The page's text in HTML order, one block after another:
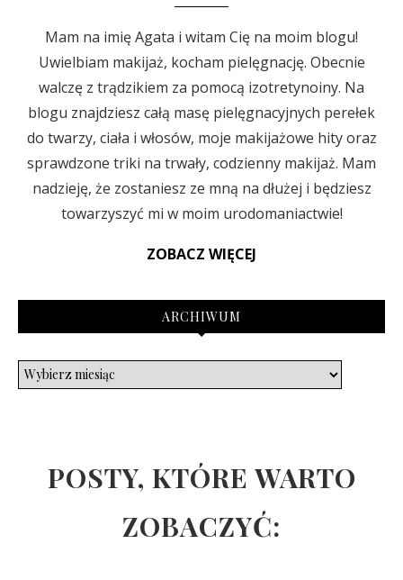
Mam na imię Agata i witam Cię na moim blogu!
Uwielbiam makijaż, kocham pielęgnację. Obecnie
walczę z trądzikiem za pomocą izotretynoiny. Na
blogu znajdziesz całą masę pielęgnacyjnych perełek
do twarzy, ciała i włosów, moje makijażowe hity oraz
sprawdzone triki na trwały, codzienny makijaż. Mam
nadzieję, że zostaniesz ze mną na dłużej i będziesz
towarzyszyć mi w moim urodomaniactwie!
ZOBACZ WIĘCEJ
ARCHIWUM
POSTY, KTÓRE WARTO
ZOBACZYĆ: